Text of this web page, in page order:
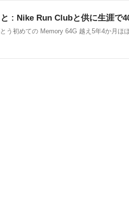
: Nike Run Clubと供に生涯で